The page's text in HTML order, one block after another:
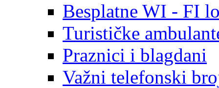
Besplatne WI - FI
Turističke
Praznici i blagdani
Važni telefonski